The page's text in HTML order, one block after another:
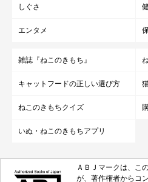
しぐさ
エンタメ
雑誌『ねこのきもち』
キャットフードの正しい選び方
ねこのきもちクイズ
いぬ・ねこのきもちアプリ
ＡＢＪマークは、こ
が、著作権者からコ